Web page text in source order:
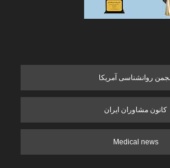
روانشناسی آمریکا
کانون مشاوران ایران
Medical news